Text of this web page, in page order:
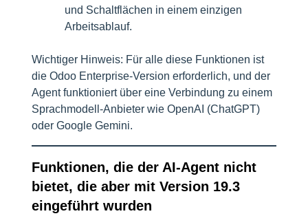
und Schaltflächen in einem einzigen
Arbeitsablauf.
Wichtiger Hinweis: Für alle diese Funktionen ist
die Odoo Enterprise-Version erforderlich, und der
Agent funktioniert über eine Verbindung zu einem
Sprachmodell-Anbieter wie OpenAI (ChatGPT)
oder Google Gemini.
Funktionen, die der AI-Agent nicht
bietet, die aber mit Version 19.3
eingeführt wurden